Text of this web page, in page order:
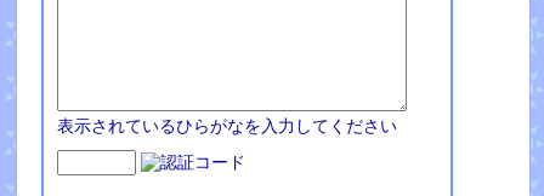
表示されているひらがなを入力してください